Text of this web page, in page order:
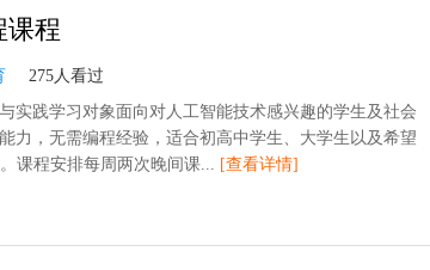
课程
275人看过
实践学习对象面向对人工智能技术感兴趣的学生及社会
力，无需编程经验，适合初高中学生、大学生以及希望
课程安排每周两次晚间课... [查看详情]